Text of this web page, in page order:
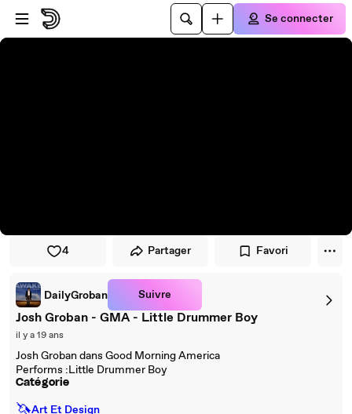
Passer au player
Passer au contenu principal
Se connecter
4 Partager Favori
DailyGroban Suivre
Josh Groban - GMA - Little Drummer Boy
il y a 19 ans
Josh Groban dans Good Morning America
Performs :Little Drummer Boy
Catégorie
🦄Art Et Design